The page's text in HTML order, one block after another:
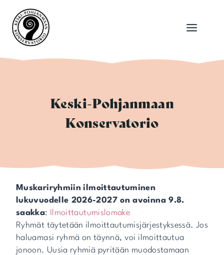
sisältöön
Keski-Pohjanmaan
Konservatorio
Muskariryhmiin ilmoittautuminen
lukuvuodelle 2026-2027 on avoinna 9.8.
saakka:
Ilmoittautumislomake
Ryhmät täytetään ilmoittautumisjärjestyksessä. Jos
haluamasi ryhmä on täynnä, voi ilmoittautua
jonoon. Uusia ryhmiä pyritään muodostamaan